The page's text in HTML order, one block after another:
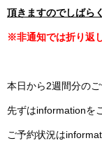
頂きますのでしばら
※非通知では折り返
本日から2週間分のご
先ずはinformationを
ご予約状況は